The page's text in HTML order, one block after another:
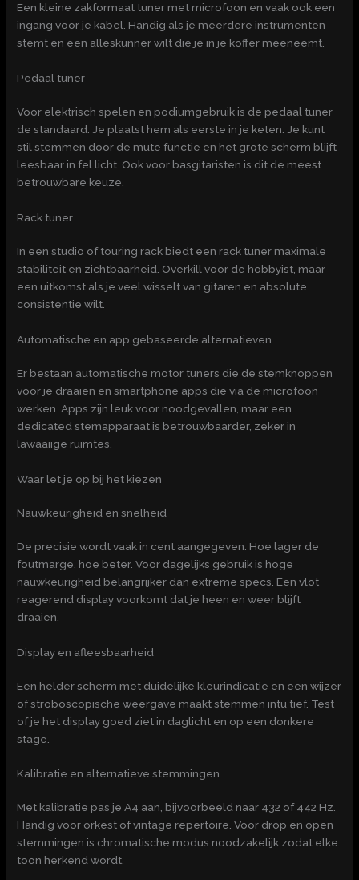
Een kleine zakformaat tuner met microfoon en vaak ook een
ingang voor je kabel. Handig als je meerdere instrumenten
stemt en een alleskunner wilt die je in je koffer meeneemt.
Pedaal tuner
Voor elektrisch spelen en podiumgebruik is de pedaal tuner
de standaard. Je plaatst hem als eerste in je keten. Je kunt
stil stemmen door de mute functie en het grote scherm blijft
leesbaar in fel licht. Ook voor basgitaristen is dit de meest
betrouwbare keuze.
Rack tuner
In een studio of touring rack biedt een rack tuner maximale
stabiliteit en zichtbaarheid. Overkill voor de hobbyist, maar
een uitkomst als je veel wisselt van gitaren en absolute
consistentie wilt.
Automatische en app gebaseerde alternatieven
Er bestaan automatische motor tuners die de stemknoppen
voor je draaien en smartphone apps die via de microfoon
werken. Apps zijn leuk voor noodgevallen, maar een
dedicated stemapparaat is betrouwbaarder, zeker in
lawaaiige ruimtes.
Waar let je op bij het kiezen
Nauwkeurigheid en snelheid
De precisie wordt vaak in cent aangegeven. Hoe lager de
foutmarge, hoe beter. Voor dagelijks gebruik is hoge
nauwkeurigheid belangrijker dan extreme specs. Een vlot
reagerend display voorkomt dat je heen en weer blijft
draaien.
Display en afleesbaarheid
Een helder scherm met duidelijke kleurindicatie en een wijzer
of stroboscopische weergave maakt stemmen intuïtief. Test
of je het display goed ziet in daglicht en op een donkere
stage.
Kalibratie en alternatieve stemmingen
Met kalibratie pas je A4 aan, bijvoorbeeld naar 432 of 442 Hz.
Handig voor orkest of vintage repertoire. Voor drop en open
stemmingen is chromatische modus noodzakelijk zodat elke
toon herkend wordt.